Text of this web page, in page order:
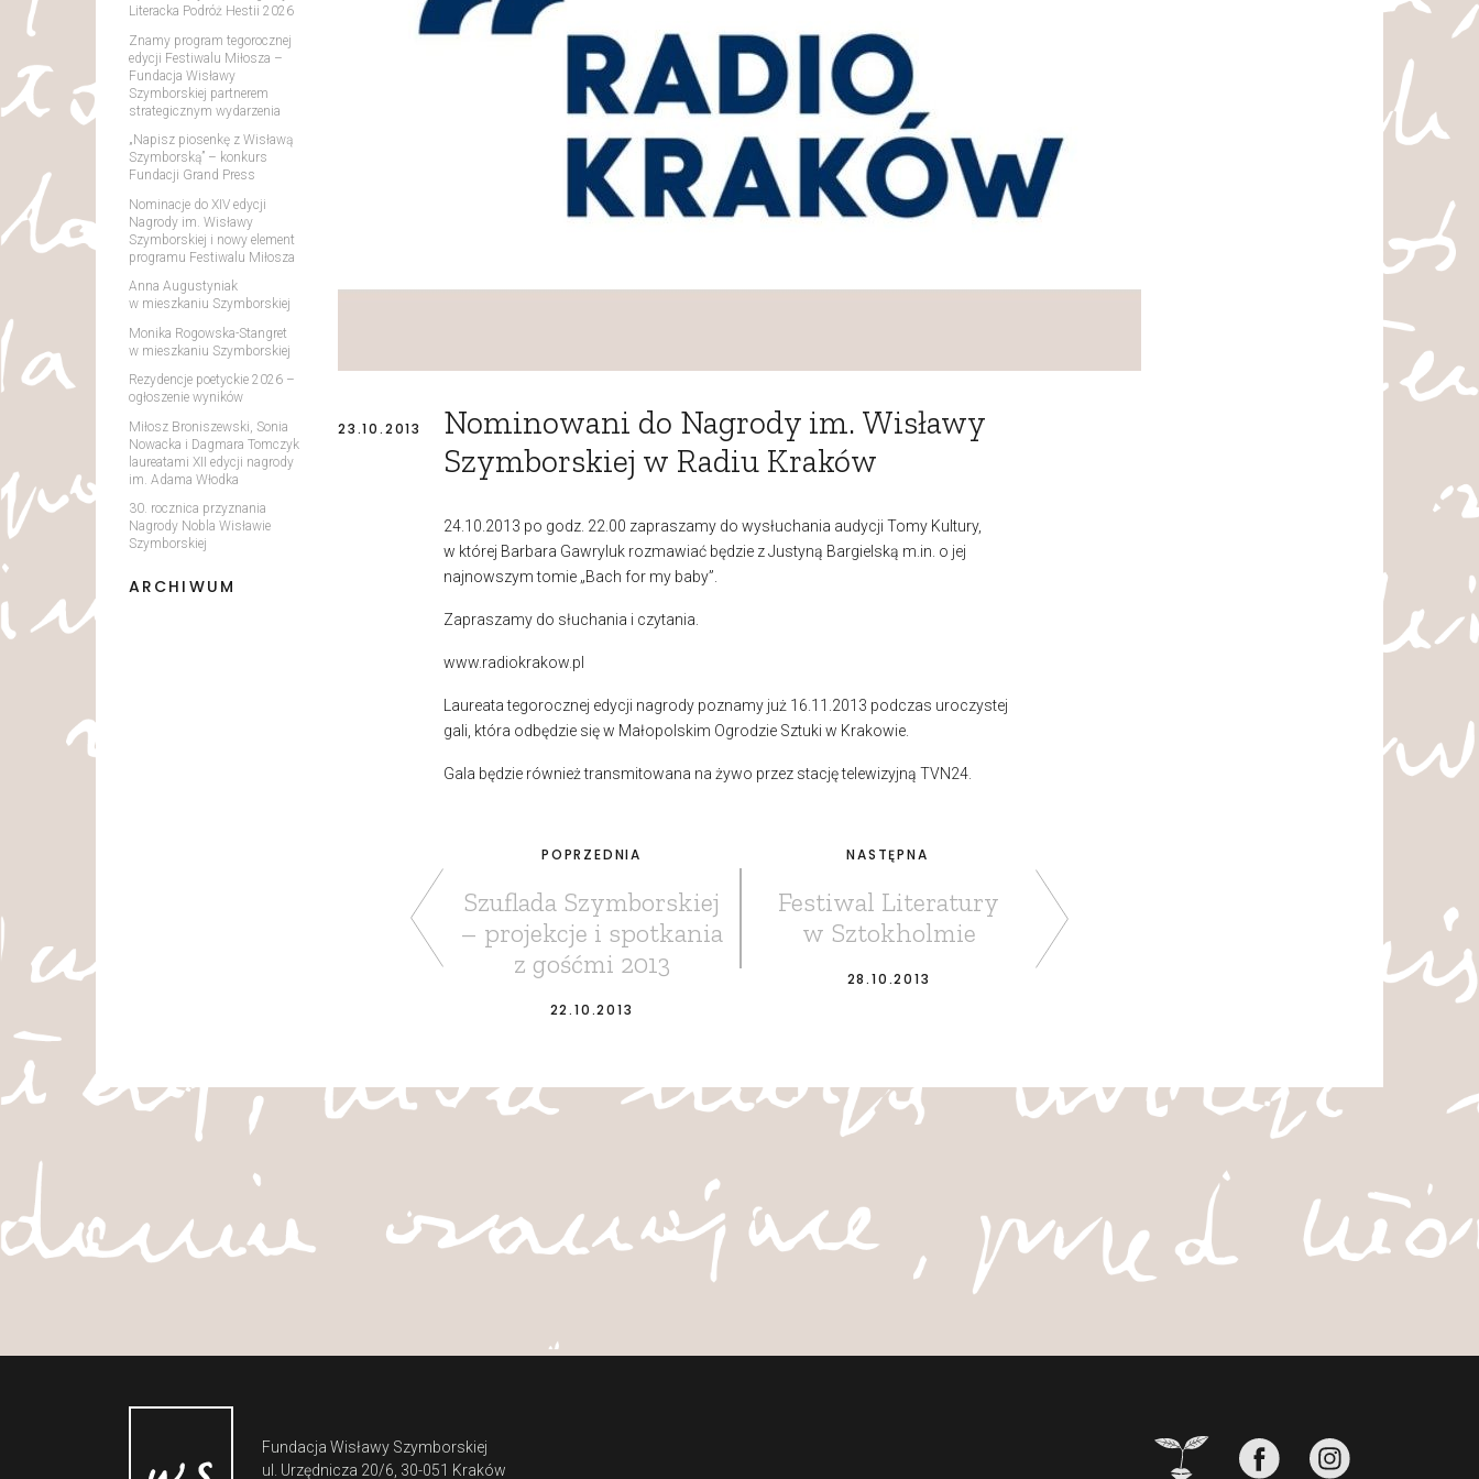
Literacka Podróż Hestii 2026
Znamy program tegorocznej
edycji Festiwalu Miłosza –
Fundacja Wisławy
Szymborskiej partnerem
strategicznym wydarzenia
„Napisz piosenkę z Wisławą
Szymborską” – konkurs
Fundacji Grand Press
Nominacje do XIV edycji
Nagrody im. Wisławy
Szymborskiej i nowy element
programu Festiwalu Miłosza
Anna Augustyniak
w mieszkaniu Szymborskiej
Monika Rogowska-Stangret
w mieszkaniu Szymborskiej
Rezydencje poetyckie 2026 –
ogłoszenie wyników
Miłosz Broniszewski, Sonia
Nowacka i Dagmara Tomczyk
laureatami XII edycji nagrody
im. Adama Włodka
30. rocznica przyznania
Nagrody Nobla Wisławie
Szymborskiej
ARCHIWUM
23.10.2013
Nominowani do Nagrody im. Wisławy
Szymborskiej w Radiu Kraków
24.10.2013 po godz. 22.00 zapraszamy do wysłuchania audycji Tomy Kultury,
w której Barbara Gawryluk rozmawiać będzie z Justyną Bargielską m.in. o jej
najnowszym tomie „Bach for my baby”.
Zapraszamy do słuchania i czytania.
www.radiokrakow.pl
Laureata tegorocznej edycji nagrody poznamy już 16.11.2013 podczas uroczystej
gali, która odbędzie się w Małopolskim Ogrodzie Sztuki w Krakowie.
Gala będzie również transmitowana na żywo przez stację telewizyjną TVN24.
POPRZEDNIA
22.10.2013
Szuflada Szymborskiej
– projekcje i spotkania
z gośćmi 2013
NASTĘPNA
28.10.2013
Festiwal Literatury
w Sztokholmie
Fundacja Wisławy Szymborskiej
ul. Urzędnicza 20/6, 30-051 Kraków